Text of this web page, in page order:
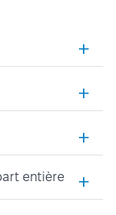
+
+
+
entière +